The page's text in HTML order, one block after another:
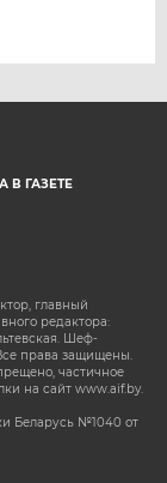
В ГАЗЕТЕ
главный
редактора:
Шеф-
права защищены.
частичное
на сайт www.aif.by.
Беларусь №1040 от